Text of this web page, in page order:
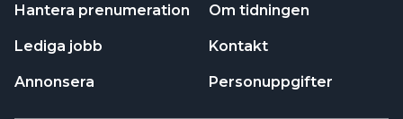
Hantera prenumeration
Lediga jobb
Annonsera
Om tidningen
Kontakt
Personuppgifter